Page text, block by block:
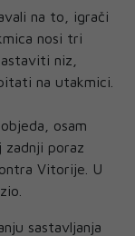
na to, igrači
nosi tri
niz,
na utakmici.
osam
poraz
Vitorije. U
sastavljanja